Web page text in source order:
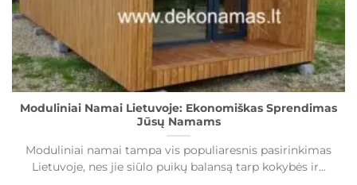
Moduliniai Namai Lietuvoje: Ekonomiškas Sprendimas
Jūsų Namams
Moduliniai namai tampa vis populiaresnis pasirinkimas
Lietuvoje, nes jie siūlo puikų balansą tarp kokybės ir...